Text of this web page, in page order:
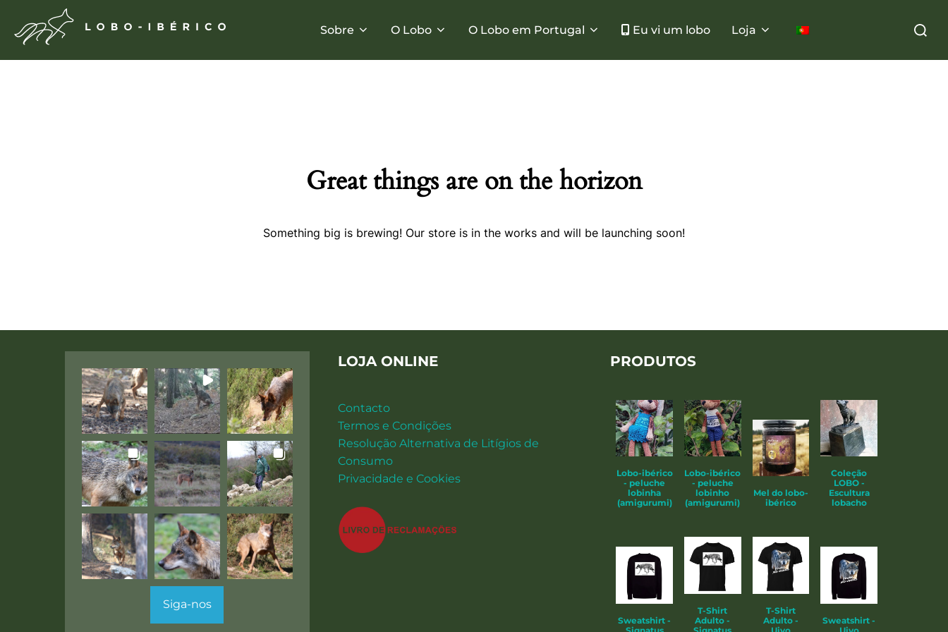
Sobre O Lobo O Lobo em Portugal Eu vi um lobo Loja
Great things are on the horizon
Something big is brewing! Our store is in the works and will be launching soon!
Siga-nos
LOJA ONLINE
Contacto
Termos e Condições
Resolução Alternativa de Litígios de
Consumo
Privacidade e Cookies
PRODUTOS
Lobo-ibérico
- peluche
lobinha
(amigurumi)
Lobo-ibérico
- peluche
lobinho
(amigurumi)
Mel do lobo-
ibérico
Coleção
LOBO -
Escultura
lobacho
Sweatshirt -
T-Shirt
Adulto -
T-Shirt
Adulto -
Sweatshirt -